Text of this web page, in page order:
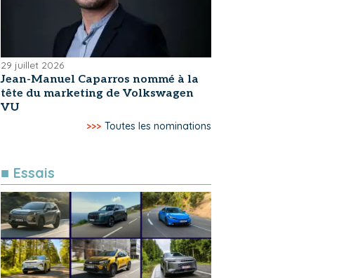
29 juillet 2026
Jean-Manuel Caparros nommé à la
tête du marketing de Volkswagen
VU
>>> Toutes les nominations
■ Essais